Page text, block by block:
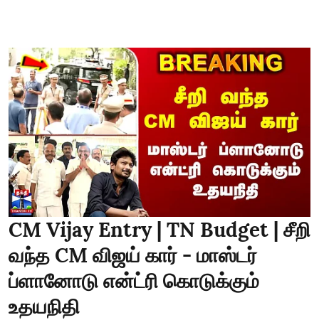
CM Vijay Entry | TN Budget | சீறி
வந்த CM விஜய் கார் - மாஸ்டர்
ப்ளானோடு என்ட்ரி கொடுக்கும்
உதயநிதி